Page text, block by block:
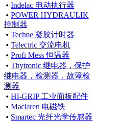
• Indelac 电动执行器
• POWER HYDRAULIK
控制器
• Techne 凝胶计时器
• Telectric 交流电机
• Profi Mess 恒温器
• Thytronic 继电器，保护
继电器，检测器，故障检
测器
• HI-GRIP 工业面板配件
• Maclaren 电磁铁
• Smartec 光纤光学传感器